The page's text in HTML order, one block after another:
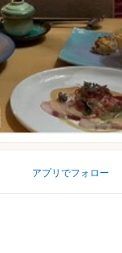
アプリでフォロー